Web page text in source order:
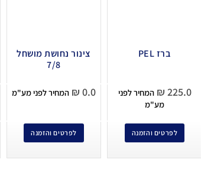
ברז PEL
₪ 225.0
המחיר לפני
מע"מ
לפרטים והזמנה
צינור נחושת מושחל
7/8
₪ 0.0 המחיר לפני מע"מ
לפרטים והזמנה